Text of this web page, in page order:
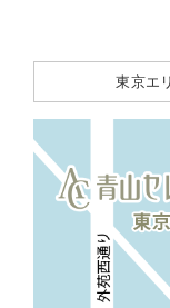
東京エ